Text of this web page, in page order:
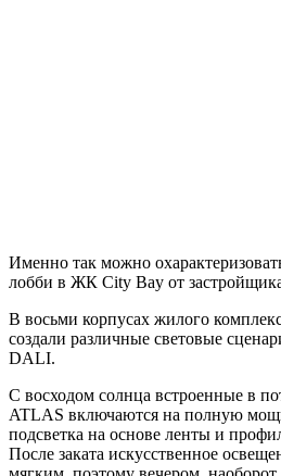
Именно так можно
лобби в ЖК City Bay от
В восьми корпусах жилого
создали различные световые
DALI.
С восходом солнца встроенные в
ATLAS включаются на полную
подсветка на основе ленты и
После заката искусственное